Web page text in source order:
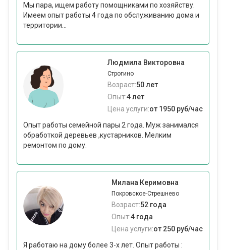
Мы пара, ищем работу помощниками по хозяйству.
Имеем опыт работы 4 года по обслуживанию дома и
территории...
Людмила Викторовна
Строгино
Возраст:50 лет
Опыт:4 лет
Цена услуги:от 1950 руб/час
Опыт работы семейной пары 2 года. Муж занимался
обработкой деревьев ,кустарников. Мелким
ремонтом по дому.
Милана Керимовна
Покровское-Стрешнево
Возраст:52 года
Опыт:4 года
Цена услуги:от 250 руб/час
Я работаю на дому более 3-х лет. Опыт работы :